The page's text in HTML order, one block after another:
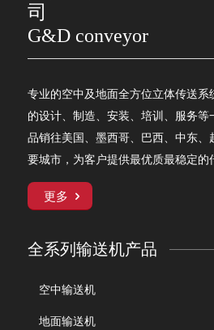
司
G&D conveyor
专业的空中及地面全方位立体传送系
的设计、制造、安装、培训、服务
品销往美国、墨西哥、巴西、中东、
要城市，为客户提供最优质最稳定的
更多
全系列输送机产品
空中输送机
地面输送机